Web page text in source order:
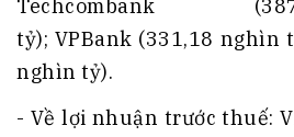
Techcombank
tỷ); VPBank (331,18 nghìn
nghìn tỷ).
- Về lợi nhuận trước thuế: